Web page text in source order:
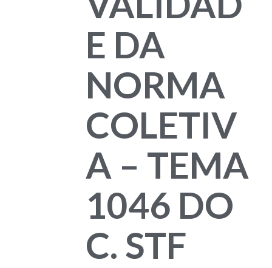
E DA
NORMA
COLETIV
A – TEMA
1046 DO
C. STF